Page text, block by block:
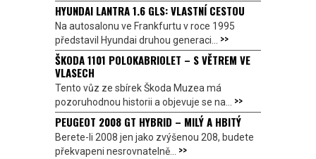
HYUNDAI LANTRA 1.6 GLS: VLASTNÍ CESTOU
Na autosalonu ve Frankfurtu v roce 1995
představil Hyundai druhou generaci... >>
ŠKODA 1101 POLOKABRIOLET – S VĚTREM VE
VLASECH
Tento vůz ze sbírek Škoda Muzea má
pozoruhodnou historii a objevuje se na... >>
PEUGEOT 2008 GT HYBRID – MILÝ A HBITÝ
Berete-li 2008 jen jako zvýšenou 208, budete
překvapeni nesrovnatelně... >>